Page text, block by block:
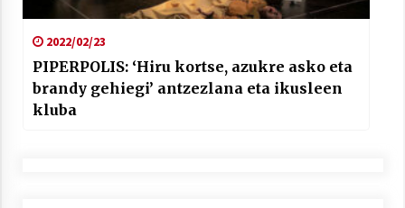
2022/02/23
PIPERPOLIS: ‘Hiru kortse, azukre asko eta
brandy gehiegi’ antzezlana eta ikusleen
kluba